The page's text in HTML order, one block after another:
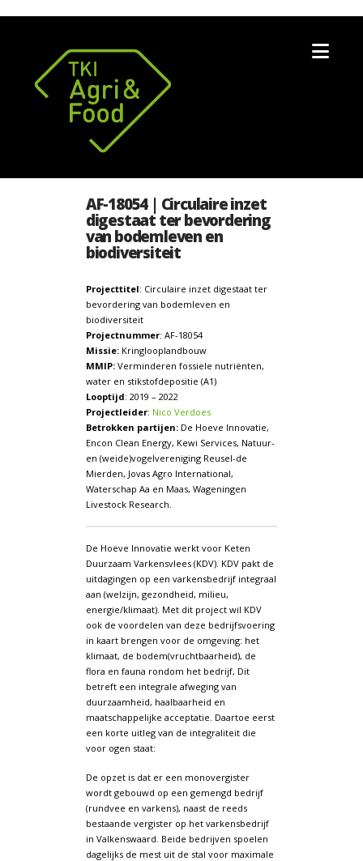
AF-18054 | Circulaire inzet
digestaat ter bevordering
van bodemleven en
biodiversiteit
Projecttitel: Circulaire inzet digestaat ter
bevordering van bodemleven en
biodiversiteit
Projectnummer: AF-18054
Missie: Kringlooplandbouw
MMIP: Verminderen fossiele nutriënten,
water en stikstofdepositie (A1)
Looptijd: 2019 – 2022
Projectleider: Nico Verdoes
Betrokken partijen: De Hoeve Innovatie,
Encon Clean Energy, Kewi Services, Natuur-
en (weide)vogelvereniging Reusel-de
Mierden, Jovas Agro International,
Waterschap Aa en Maas, Wageningen
Livestock Research.
De Hoeve Innovatie werkt voor Keten
Duurzaam Varkensvlees (KDV). KDV pakt de
uitdagingen op een varkensbedrijf integraal
aan (welzijn, gezondheid, milieu,
energie/klimaat). Met dit project wil KDV
ook de voordelen van deze bedrijfsvoering
in kaart brengen voor de omgeving: het
klimaat, de bodem(vruchtbaarheid), de
flora en fauna rondom het bedrijf, Dit
betreft een integrale afweging van
duurzaamheid, haalbaarheid en
maatschappelijke acceptatie. Daartoe eerst
een korte uitleg van de integraliteit die
voor ogen staat:
De opzet is dat er een monovergister
wordt gebouwd op een gemengd bedrijf
(rundvee en varkens), naast de reeds
bestaande vergister op het varkensbedrijf
in Valkenswaard. Beide bedrijven spoelen
dagelijks de mest uit de stal voor maximale